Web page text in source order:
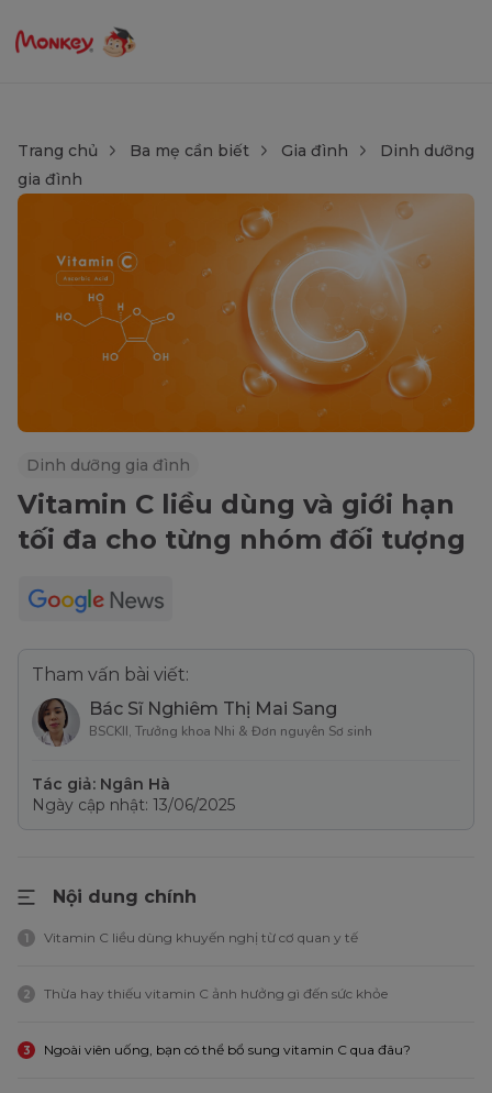
Trang chủ Ba mẹ cần biết Gia đình
Dinh dưỡng
gia đình
Dinh dưỡng gia đình
Vitamin C liều dùng và giới hạn
tối đa cho từng nhóm đối tượng
Tham vấn bài viết:
Bác Sĩ Nghiêm Thị Mai Sang
BSCKII, Trưởng khoa Nhi & Đơn nguyên Sơ sinh
Tác giả: Ngân Hà
Ngày cập nhật: 13/06/2025
Nội dung chính
1 Vitamin C liều dùng khuyến nghị từ cơ quan y tế
2 Thừa hay thiếu vitamin C ảnh hưởng gì đến sức khỏe
3 Ngoài viên uống, bạn có thể bổ sung vitamin C qua đâu?